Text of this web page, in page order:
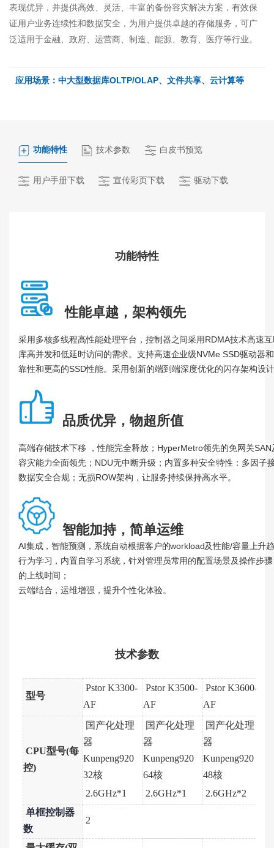
表现优异，并提供高效、灵活、丰富的备份容灾解决方案，有效保
证用户业务连续性和数据安全，为用户提供卓越的存储服务，可广
泛适用于金融、政府、运营商、制造、能源、教育、医疗等行业。
应用场景：中大型数据库OLTP/OLAP、文件共享、云计算等
功能特性 技术参数 白皮书预览
用户手册下载 宣传彩页下载 驱动下载
功能特性
性能卓越，架构领先
采用多核多线程高性能处理平台，控制器之间采用RDMA技术高速
库高并发和低延时访问的需求。支持高速企业级NVMe SSD驱动器
靠性和更高的SSD性能。采用创新的端到端深度优化的闪存架构设
品质优异，物超所值
高端存储技术下移 ，性能完全释放；HyperMetro领先的免网关
容灾能力全面领先； NDU无中断升级；内置多种安全特性：多因子
数据安全合规；无损ROW架构，让服务持续保持高水平。
智能加持，简单运维
AI集成，智能预测，系统自动根据客户的workload及性能/容量上升
行为学习，内置自学习系统，针对管理员常用的配置场景及操作步
的上线时间；
云端结合，运维增强，提升个性化体验。
技术参数
型号
Pstor K3300-
AF
Pstor K3500-
AF
Pstor K3600-
AF
CPU型号(每
控)
国产化处理
器
Kunpeng920
32核
2.6GHz*1
国产化处理
器
Kunpeng920
64核
2.6GHz*1
国产化处理
器
Kunpeng920
48核
2.6GHz*2
单框控制器
数
2